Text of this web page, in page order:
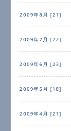
2009年8月 [21]
2009年7月 [22]
2009年6月 [23]
2009年5月 [18]
2009年4月 [21]